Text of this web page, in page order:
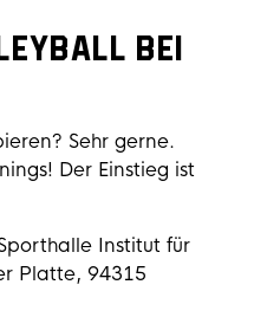
bei
Sehr gerne.
Der Einstieg ist
Institut für
Platte, 94315